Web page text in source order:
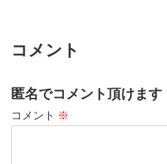
コメント
匿名でコメント頂けます
コメント ※